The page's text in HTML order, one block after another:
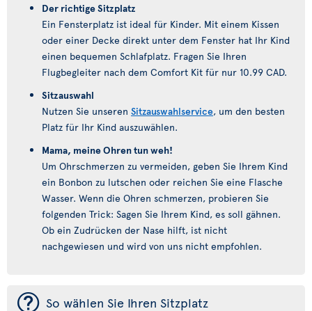
Der richtige Sitzplatz
Ein Fensterplatz ist ideal für Kinder. Mit einem Kissen
oder einer Decke direkt unter dem Fenster hat Ihr Kind
einen bequemen Schlafplatz. Fragen Sie Ihren
Flugbegleiter nach dem Comfort Kit für nur 10.99 CAD.
Sitzauswahl
Nutzen Sie unseren Sitzauswahlservice, um den besten
Platz für Ihr Kind auszuwählen.
Mama, meine Ohren tun weh!
Um Ohrschmerzen zu vermeiden, geben Sie Ihrem Kind
ein Bonbon zu lutschen oder reichen Sie eine Flasche
Wasser. Wenn die Ohren schmerzen, probieren Sie
folgenden Trick: Sagen Sie Ihrem Kind, es soll gähnen.
Ob ein Zudrücken der Nase hilft, ist nicht
nachgewiesen und wird von uns nicht empfohlen.
¯ So wählen Sie Ihren Sitzplatz